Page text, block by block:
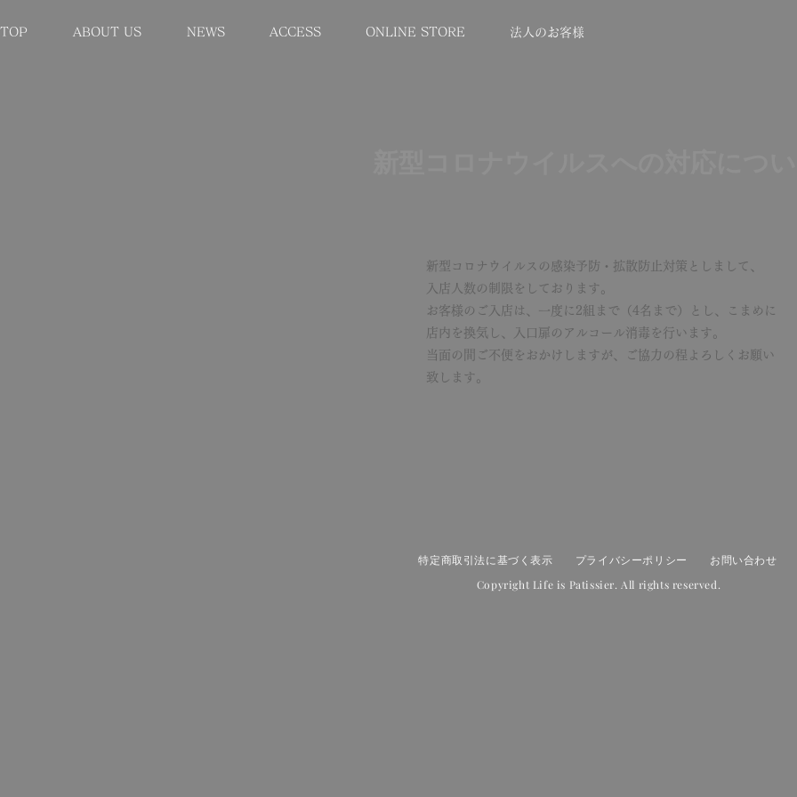
TOP ABOUT US NEWS ACCESS ONLINE STORE 法人のお客様
新型コロナウイルスの感染予防・拡散防止対策としまして、
入店人数の制限をしております。
お客様のご入店は、一度に2組まで（4名まで）とし、こまめに
店内を換気し、入口扉のアルコール消毒を行います。
当面の間ご不便をおかけしますが、ご協力の程よろしくお願い
致します。
特定商取引法に基づく表示 プライバシーポリシー お問い合わせ
Copyright Life is Patissier. All rights reserved.